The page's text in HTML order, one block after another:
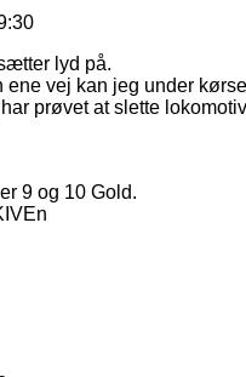
lyd på.
ene vej kan jeg under
prøvet at slette
9 og 10 Gold.